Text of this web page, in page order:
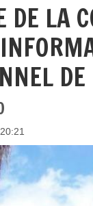
LA
DE